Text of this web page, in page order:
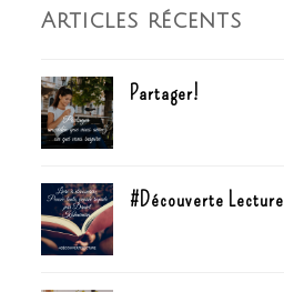
Articles récents
Partager!
#Découverte Lecture